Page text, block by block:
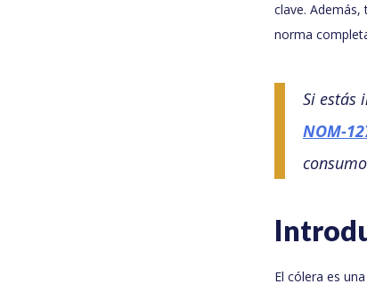
clave.
norma
Si estás
NOM-
El cólera es